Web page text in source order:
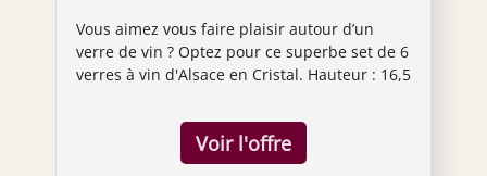
Maison Klein - Artisan du
Cristal -Coffret Cadeau -
Estampillé : Klein 54120
Baccarat France
Vous aimez vous faire plaisir autour d’un
verre de vin ? Optez pour ce superbe set de 6
verres à vin d'Alsace en Cristal. Hauteur : 16,5
vin du Rhin pour déguster des bons vins
d'Alsaces .Nous avons choisi de conserver la
forme classique du ballon pour vous garantir